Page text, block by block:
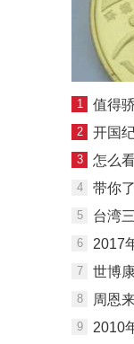
1 值得
2 开国
3 怎么
4 带你
5 台湾三
6 2017
7 世博
8 周恩
9 2010